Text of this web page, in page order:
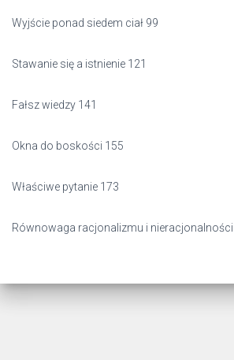
Wyjście ponad siedem ciał 99
Stawanie się a istnienie 121
Fałsz wiedzy 141
Okna do boskości 155
Właściwe pytanie 173
Równowaga racjonalizmu i nieracjonalności